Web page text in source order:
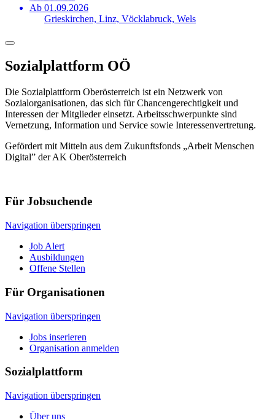
Ab 01.09.2026
Grieskirchen, Linz, Vöcklabruck, Wels
Sozialplattform OÖ
Die Sozialplattform Oberösterreich ist ein Netzwerk von
Sozialorganisationen, das sich für Chancengerechtigkeit und
Interessen der Mitglieder einsetzt. Arbeitsschwerpunkte sind
Vernetzung, Information und Service sowie Interessenvertretung.
Gefördert mit Mitteln aus dem Zukunftsfonds „Arbeit Menschen
Digital” der AK Oberösterreich
Für Jobsuchende
Navigation überspringen
Job Alert
Ausbildungen
Offene Stellen
Für Organisationen
Navigation überspringen
Jobs inserieren
Organisation anmelden
Sozialplattform
Navigation überspringen
Über uns